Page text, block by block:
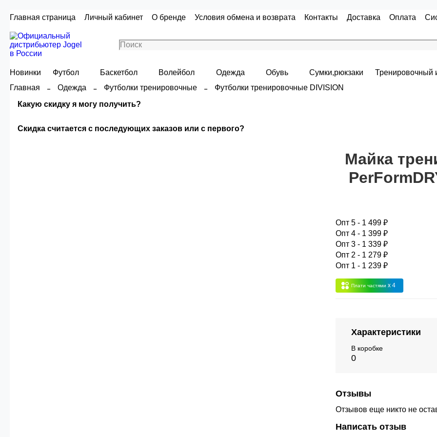
Главная страница Личный кабинет О бренде Условия обмена и возврата Контакты Доставка Оплата
Новинки Футбол Баскетбол Волейбол Одежда Обувь Сумки,рюкзаки Тренировочный
Главная
Одежда Футболки тренировочные
Футболки тренировочные DIVISION
Какую скидку я могу получить?
Сумма скидки зависит от стоимости вашего заказа, общая сумма заказа
сумма всех заказов за 6 месяцев - 30.000
- сумма всех заказов за 6 месяцев 80.000 рублей
- сумма всех заказов за 6 месяцев 200.000
Скидка считается с последующих заказов или с первого?
Майка
Опт 5 - 1 499 ₽
Опт 4 - 1 399 ₽
Опт 3 - 1 339 ₽
Опт 2 - 1 279 ₽
Опт 1 - 1 239 ₽
Плати частями x 4
Характеристики
В коробке
0
Отзывы
Отзывов еще никто не
Написать отзыв